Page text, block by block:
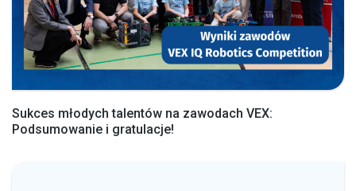
Sukces młodych talentów na zawodach VEX:
Podsumowanie i gratulacje!